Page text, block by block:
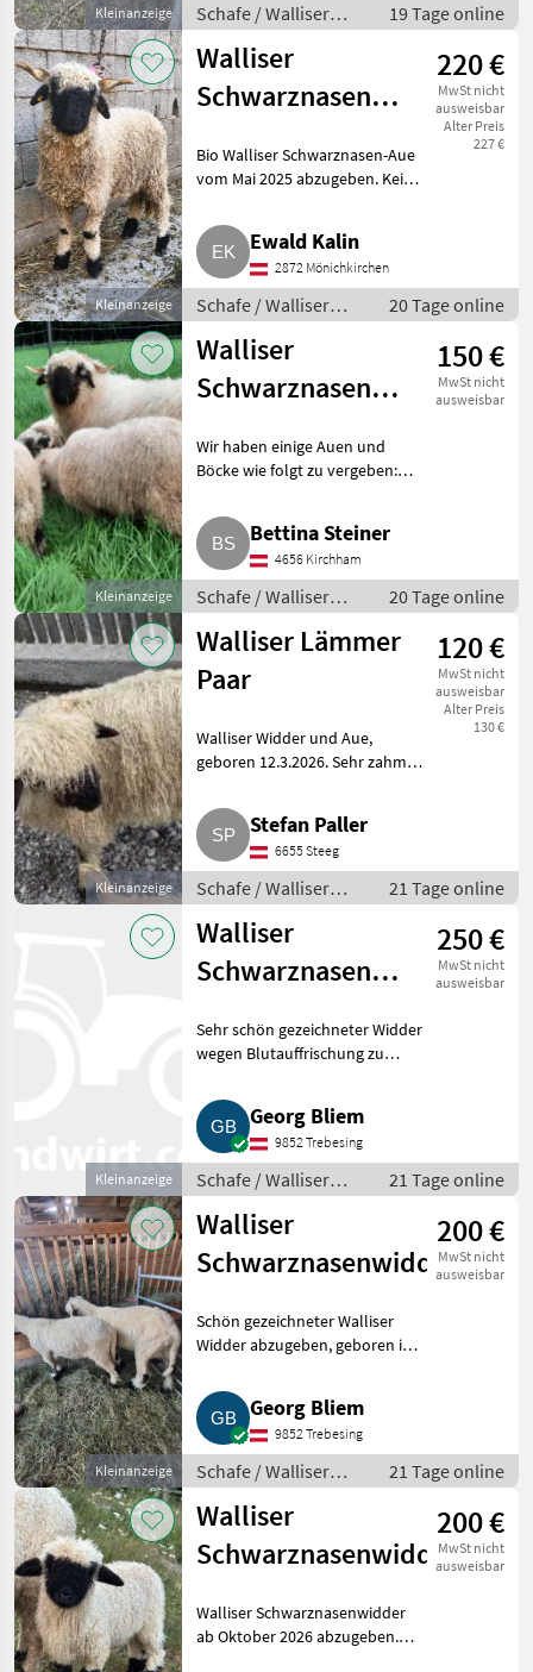
Kleinanzeige
Schafe / Walliser
Schwarznasenschafe
19 Tage online
Kleinanzeige
Walliser
Schwarznasen-
220 €
MwSt nicht
ausweisbar
Alter Preis
227 €
Bio Walliser Schwarznasen-Aue
vom Mai 2025 abzugeben. Kein
Schwarznasenschafe
Ewald Kalin
2872 Mönichkirchen
Schafe / Walliser
Schwarznasenschafe
20 Tage online
Kleinanzeige
Walliser
Schwarznasen
150 €
MwSt nicht
ausweisbar
Wir haben einige Auen und
Böcke wie folgt zu vergeben:
Zuchtwidder), männlich, 06-
2019, Fiona, weiblich, 03-2023,
Bettina Steiner
4656 Kirchham
Schafe / Walliser
Schwarznasenschafe
20 Tage online
Kleinanzeige
Walliser Lämmer
Paar
120 €
MwSt nicht
ausweisbar
Alter Preis
130 €
Walliser Widder und Aue,
geboren 12.3.2026. Sehr zahm,
150, -, zusammen € 250, -.
Schafe Walliser
Schwarznasenschafe
Stefan Paller
6655 Steeg
Schafe / Walliser
Schwarznasenschafe
21 Tage online
Kleinanzeige
Walliser
Schwarznasen
250 €
MwSt nicht
ausweisbar
Sehr schön gezeichneter Widder
wegen Blutauffrischung zu
nicht Bio. Schafe Walliser
Schwarznasenschafe
Georg Bliem
9852 Trebesing
Schafe / Walliser
Schwarznasenschafe
21 Tage online
Kleinanzeige
Walliser
Schwarznasenwidder
200 €
MwSt nicht
ausweisbar
Schön gezeichneter Walliser
Widder abzugeben, geboren im
nicht Bio. Schafe Walliser
Schwarznasenschafe
Georg Bliem
9852 Trebesing
Schafe / Walliser
Schwarznasenschafe
21 Tage online
Walliser
Schwarznasenwidder
200 €
MwSt nicht
ausweisbar
Walliser Schwarznasenwidder
ab Oktober 2026 abzugeben.